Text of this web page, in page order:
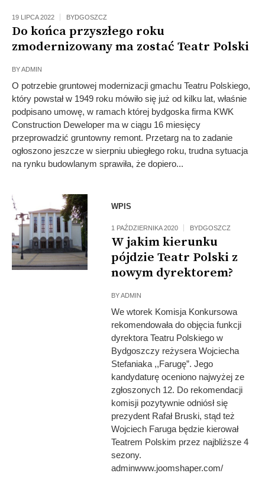
19 LIPCA 2022 BYDGOSZCZ
Do końca przyszłego roku
zmodernizowany ma zostać Teatr Polski
BYADMIN
O potrzebie gruntowej modernizacji gmachu Teatru Polskiego,
który powstał w 1949 roku mówiło się już od kilku lat, właśnie
podpisano umowę, w ramach której bydgoska firma KWK
Construction Deweloper ma w ciągu 16 miesięcy
przeprowadzić gruntowny remont. Przetarg na to zadanie
ogłoszono jeszcze w sierpniu ubiegłego roku, trudna sytuacja
na rynku budowlanym sprawiła, że dopiero...
WPIS
1 PAŹDZIERNIKA 2020 BYDGOSZCZ
W jakim kierunku
pójdzie Teatr Polski z
nowym dyrektorem?
BYADMIN
We wtorek Komisja Konkursowa
rekomendowała do objęcia funkcji
dyrektora Teatru Polskiego w
Bydgoszczy reżysera Wojciecha
Stefaniaka ,,Farugę”. Jego
kandydaturę oceniono najwyżej ze
zgłoszonych 12. Do rekomendacji
komisji pozytywnie odniósł się
prezydent Rafał Bruski, stąd też
Wojciech Faruga będzie kierował
Teatrem Polskim przez najbliższe 4
sezony.
adminwww.joomshaper.com/